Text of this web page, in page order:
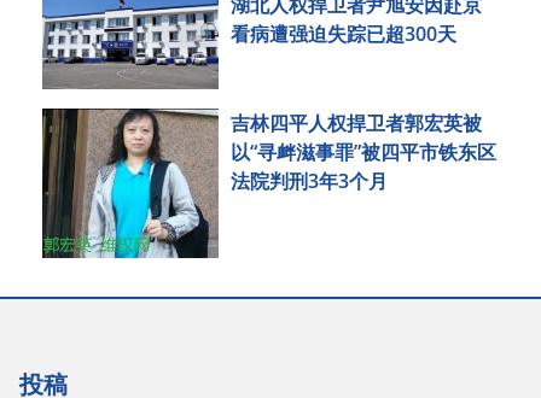
看病遭强迫失踪已超300天
吉林四平人权捍卫者郭宏英被
以“寻衅滋事罪”被四平市铁东区
法院判刑3年3个月
投稿